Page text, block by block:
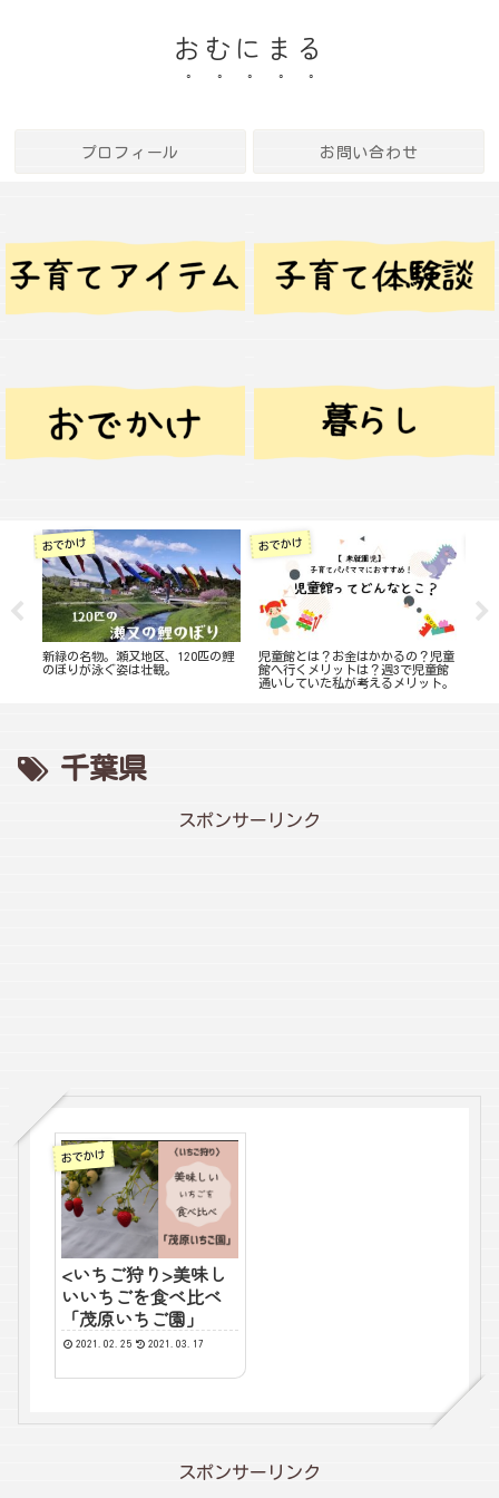
おむにまる
プロフィール お問い合わせ
おでかけ
新緑の名物。瀬又地区、120匹の鯉
のぼりが泳ぐ姿は壮観。
おでかけ
児童館とは？お金はかかるの？児童
館へ行くメリットは？週3で児童館
通いしていた私が考えるメリット。
千葉県
スポンサーリンク
おでかけ
<いちご狩り>美味し
いいちごを食べ比べ
「茂原いちご園」
2021.02.25 2021.03.17
スポンサーリンク